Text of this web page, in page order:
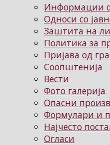
Информации
Односи со
Заштита на
Политика за
Пријава од
Соопштенија
Вести
Фото галерија
Опасни
Формулари и
Најчесто
Огласи